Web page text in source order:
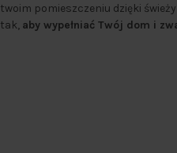
twoim pomieszczeniu dzięki
tak, aby wypełniać Twój dom i